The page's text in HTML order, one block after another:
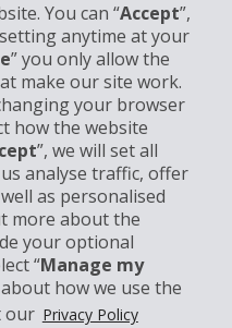
You can “Accept”,
anytime at your
” you only allow the
make our site work.
your browser
how the website
”, we will set all
analyse traffic, offer
as personalised
more about the
your optional
“Manage my
how we use the
our Privacy Policy